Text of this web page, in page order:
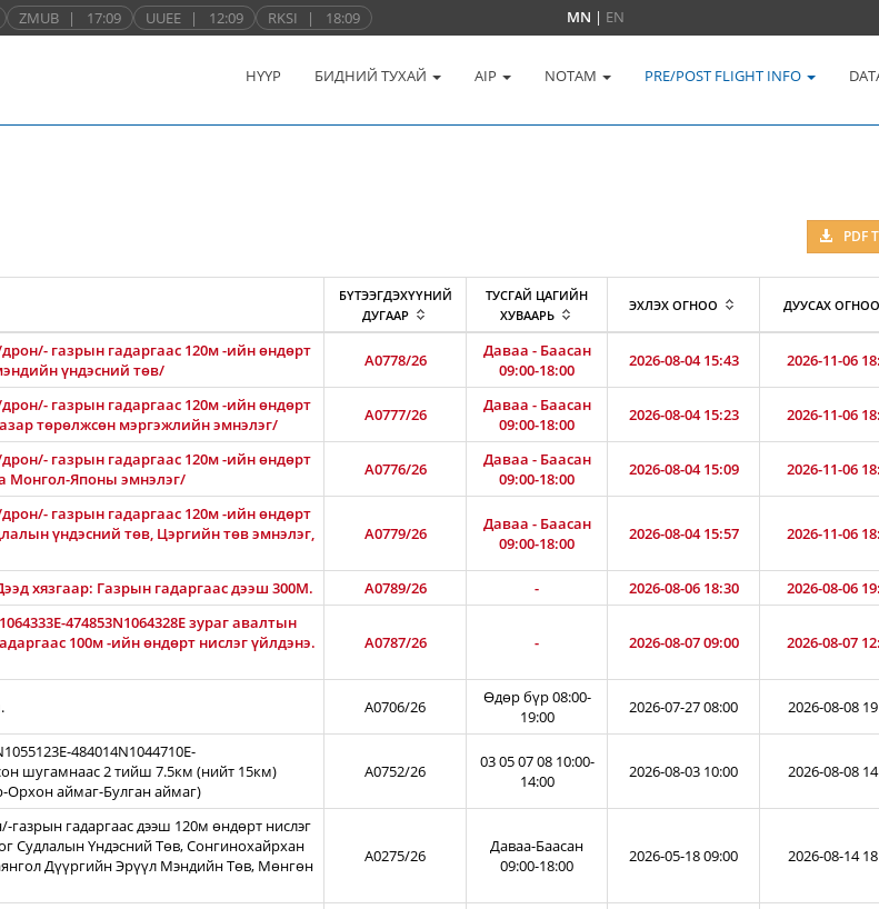
ZMUB | 17:09 UUEE | 12:09 RKSI | 18:09 MN | EN
НҮҮР БИДНИЙ ТУХАЙ AIP NOTAM PRE/POST FLIGHT INFO
PDF
БҮТЭЭГДЭХҮҮНИЙ
ДУГААР
ТУСГАЙ ЦАГИЙН
ХУВААРЬ
ЭХЛЭХ ОГНОО ДУУСАХ ОГНОО
газрын гадаргаас 120м -ийн өндөрт
үндэсний төв/
A0778/26
Даваа - Баасан
09:00-18:00
2026-08-04 15:43 2026-11-06
газрын гадаргаас 120м -ийн өндөрт
төрөлжсөн мэргэжлийн эмнэлэг/
A0777/26
Даваа - Баасан
09:00-18:00
2026-08-04 15:23 2026-11-06
газрын гадаргаас 120м -ийн өндөрт
Монгол-Японы эмнэлэг/
A0776/26
Даваа - Баасан
09:00-18:00
2026-08-04 15:09 2026-11-06
газрын гадаргаас 120м -ийн өндөрт
үндэсний төв, Цэргийн төв эмнэлэг,
A0779/26
Даваа - Баасан
09:00-18:00
2026-08-04 15:57 2026-11-06
хязгаар: Газрын гадаргаас дээш 300M. A0789/26 - 2026-08-06 18:30 2026-08-06
474853N1064328E зураг авалтын
100м -ийн өндөрт нислэг үйлдэнэ.
A0787/26 - 2026-08-07 09:00 2026-08-07
A0706/26
Өдөр бүр 08:00-
19:00
2026-07-27 08:00 2026-08-08
484014N1044710E-
шугамнаас 2 тийш 7.5км (нийт 15км)
Орхон аймаг-Булган аймаг)
A0752/26
03 05 07 08 10:00-
14:00
2026-08-03 10:00 2026-08-08
газрын гадаргаас дээш 120м өндөрт нислэг
Судлалын Үндэсний Төв, Сонгинохайрхан
Дүүргийн Эрүүл Мэндийн Төв, Мөнгөн
A0275/26
Даваа-Баасан
09:00-18:00
2026-05-18 09:00 2026-08-14